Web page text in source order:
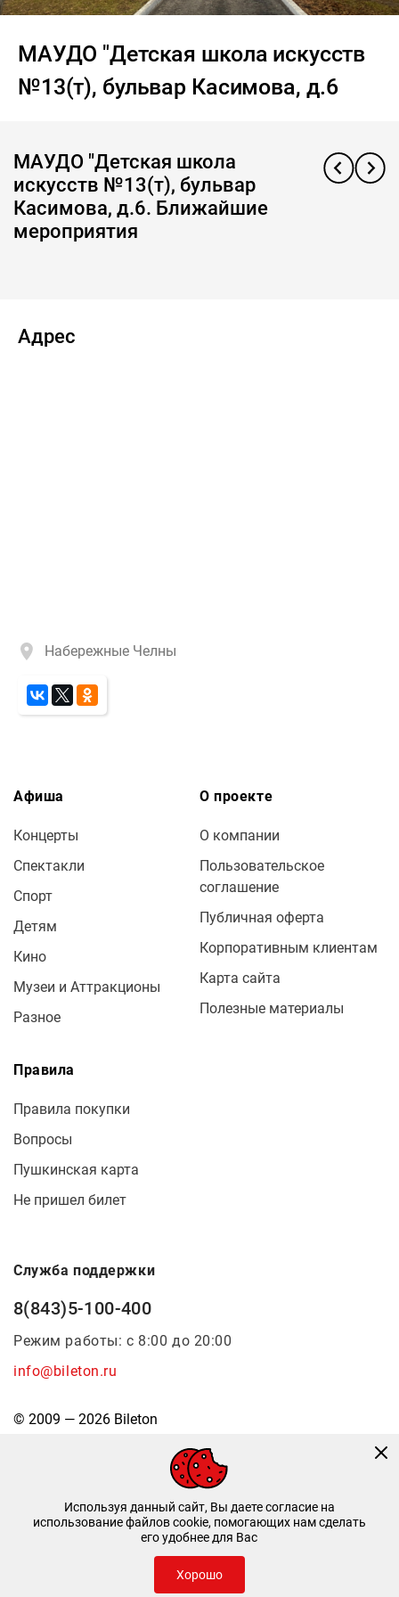
МАУДО "Детская школа искусств
№13(т), бульвар Касимова, д.6
МАУДО "Детская школа
искусств №13(т), бульвар
Касимова, д.6. Ближайшие
мероприятия
Адрес
Набережные Челны
Афиша
Концерты
Спектакли
Спорт
Детям
Кино
Музеи и Аттракционы
Разное
О проекте
О компании
Пользовательское
соглашение
Публичная оферта
Корпоративным клиентам
Карта сайта
Полезные материалы
Правила
Правила покупки
Вопросы
Пушкинская карта
Не пришел билет
Служба поддержки
8(843)5-100-400
Режим работы: с 8:00 до 20:00
info@bileton.ru
© 2009 — 2026 Bileton
Инфоматика
—Дизайн и разработка
Используя данный сайт, Вы даете согласие на
использование файлов cookie, помогающих нам сделать
его удобнее для Вас
Хорошо